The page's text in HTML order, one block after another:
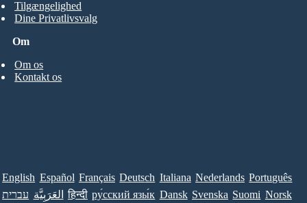
Om
Om os
Kontakt os
Tilgængelighed
Dine Privatlivsvalg
English Español Français Deutsch Italiana Nederlands Português
עברית العَرَبِيَّة हिन्दी ру́сский язы́к Dansk Svenska Suomi Norsk